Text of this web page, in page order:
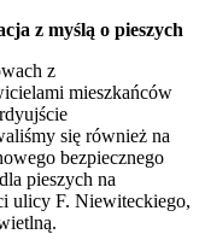
z myślą o pieszych
z
mieszkańców
się również na
bezpiecznego
pieszych na
ulicy F. Niewiteckiego,